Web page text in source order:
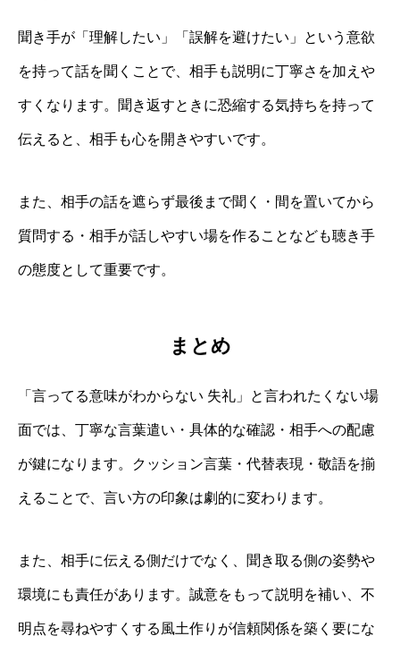
聞き手が「理解したい」「誤解を避けたい」という意欲
を持って話を聞くことで、相手も説明に丁寧さを加えや
すくなります。聞き返すときに恐縮する気持ちを持って
伝えると、相手も心を開きやすいです。
また、相手の話を遮らず最後まで聞く・間を置いてから
質問する・相手が話しやすい場を作ることなども聴き手
の態度として重要です。
まとめ
「言ってる意味がわからない 失礼」と言われたくない場
面では、丁寧な言葉遣い・具体的な確認・相手への配慮
が鍵になります。クッション言葉・代替表現・敬語を揃
えることで、言い方の印象は劇的に変わります。
また、相手に伝える側だけでなく、聞き取る側の姿勢や
環境にも責任があります。誠意をもって説明を補い、不
明点を尋ねやすくする風土作りが信頼関係を築く要にな